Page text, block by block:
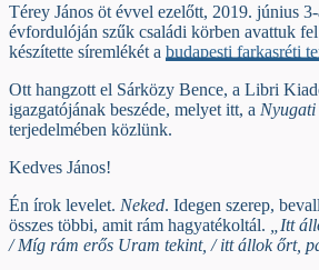
Térey János öt évvel ezelőtt, 2019. június
évfordulóján szűk családi körben avattuk
készítette síremlékét a budapesti farkasréti
Ott hangzott el Sárközy Bence, a Libri
igazgatójának beszéde, melyet itt, a
terjedelmében közlünk.
Kedves János!
Én írok levelet. Neked. Idegen szerep,
összes többi, amit rám hagyatékoltál.
„Itt
/ Míg rám erős Uram tekint, / itt állok őrt,